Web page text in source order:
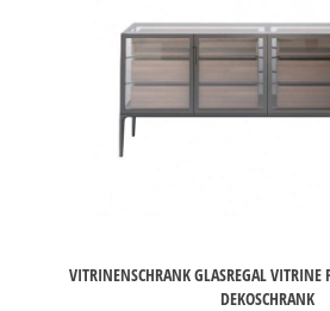
VITRINENSCHRANK GLASREGAL VITRINE
DEKOSCHRANK